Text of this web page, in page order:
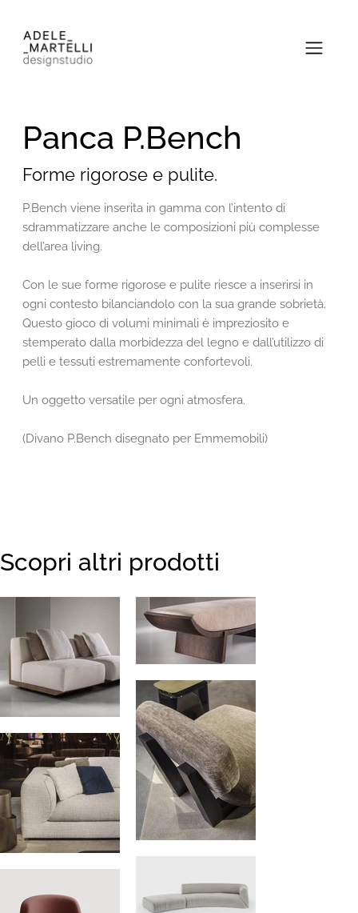
Panca P.Bench
Forme rigorose e pulite.
P.Bench viene inserita in gamma con l’intento di
sdrammatizzare anche le composizioni più complesse
dell’area living.
Con le sue forme rigorose e pulite riesce a inserirsi in
ogni contesto bilanciandolo con la sua grande sobrietà.
Questo gioco di volumi minimali è impreziosito e
stemperato dalla morbidezza del legno e dall’utilizzo di
pelli e tessuti estremamente confortevoli.
Un oggetto versatile per ogni atmosfera.
(Divano P.Bench disegnato per Emmemobili)
Scopri altri prodotti